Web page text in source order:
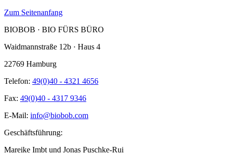
Zum Seitenanfang
BIOBOB · BIO FÜRS BÜRO
Waidmannstraße 12b · Haus 4
22769 Hamburg
Telefon: 49(0)40 - 4321 4656
Fax: 49(0)40 - 4317 9346
E-Mail: info@biobob.com
Geschäftsführung:
Mareike Imbt und Jonas Puschke-Rui